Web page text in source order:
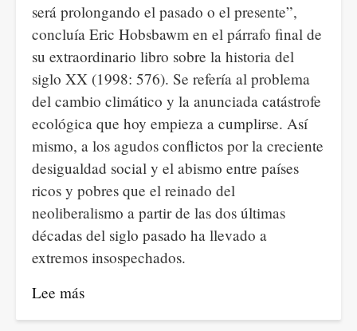
será prolongando el pasado o el presente”,
concluía Eric Hobsbawm en el párrafo final de
su extraordinario libro sobre la historia del
siglo XX (1998: 576). Se refería al problema
del cambio climático y la anunciada catástrofe
ecológica que hoy empieza a cumplirse. Así
mismo, a los agudos conflictos por la creciente
desigualdad social y el abismo entre países
ricos y pobres que el reinado del
neoliberalismo a partir de las dos últimas
décadas del siglo pasado ha llevado a
extremos insospechados.
Lee más
ARDE